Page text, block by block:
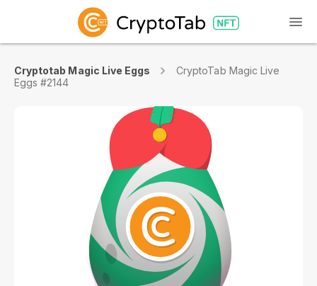
Cryptotab Magic Live Eggs
CryptoTab Magic Live
Eggs #2144